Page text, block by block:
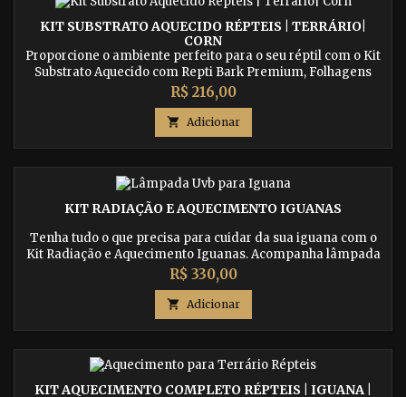
KIT SUBSTRATO AQUECIDO RÉPTEIS | TERRÁRIO|
CORN
Proporcione o ambiente perfeito para o seu réptil com o Kit
Substrato Aquecido com Repti Bark Premium, Folhagens
Desidratadas e Aquecedor de Substrato. Indicado para
várias espécies, incluindo pogonas, geckos, iguanas, jabutis,
jibóias e outros, esse kit oferece conforto e segurança para o
seu pet.
Preço
R$ 216,00
 Adicionar
KIT RADIAÇÃO E AQUECIMENTO IGUANAS
Tenha tudo o que precisa para cuidar da sua iguana com o
Kit Radiação e Aquecimento Iguanas. Acompanha lâmpada
de cerâmica, pedra aquecedora e lâmpada de radiação
UVB-UVA, substituindo a luz solar.
Preço
R$ 330,00
 Adicionar
KIT AQUECIMENTO COMPLETO RÉPTEIS | IGUANA |